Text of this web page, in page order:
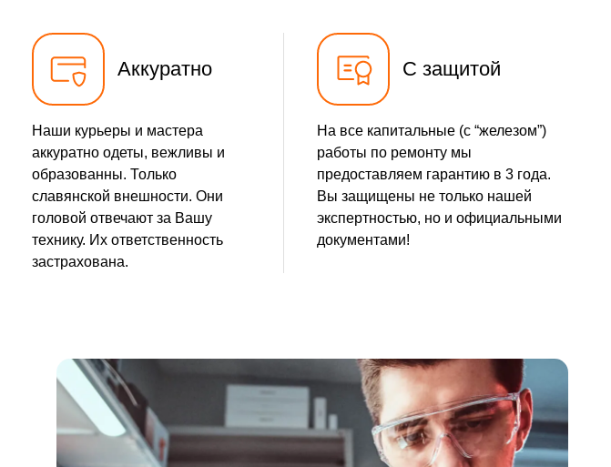
Аккуратно
Наши курьеры и мастера
аккуратно одеты, вежливы и
образованны. Только
славянской внешности. Они
головой отвечают за Вашу
технику. Их ответственность
застрахована.
С защитой
На все капитальные (с “железом”)
работы по ремонту мы
предоставляем гарантию в 3 года.
Вы защищены не только нашей
экспертностью, но и официальными
документами!